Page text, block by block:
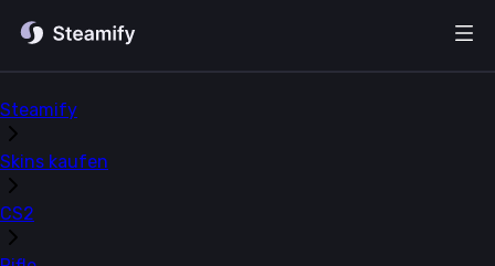
Steamify
Skins kaufen
CS2